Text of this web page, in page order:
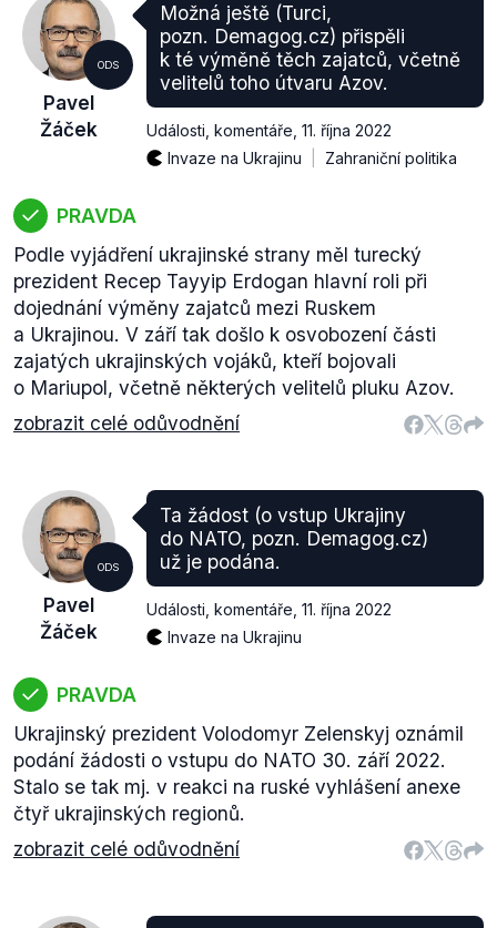
ODS
Pavel
Žáček
Možná ještě (Turci,
pozn. Demagog.cz) přispěli
k té výměně těch zajatců, včetně
velitelů toho útvaru Azov.
Události, komentáře 11. října 2022
Invaze na Ukrajinu
Zahraniční politika
PRAVDA
Podle vyjádření ukrajinské strany měl turecký
prezident Recep Tayyip Erdogan hlavní roli při
dojednání výměny zajatců mezi Ruskem
a Ukrajinou. V září tak došlo k osvobození části
zajatých ukrajinských vojáků, kteří bojovali
o Mariupol, včetně některých velitelů pluku Azov.
zobrazit celé odůvodnění
ODS
Pavel
Žáček
Ta žádost (o vstup Ukrajiny
do NATO, pozn. Demagog.cz)
už je podána.
Události, komentáře 11. října 2022
Invaze na Ukrajinu
PRAVDA
Ukrajinský prezident Volodomyr Zelenskyj oznámil
podání žádosti o vstupu do NATO 30. září 2022.
Stalo se tak mj. v reakci na ruské vyhlášení anexe
čtyř ukrajinských regionů.
zobrazit celé odůvodnění